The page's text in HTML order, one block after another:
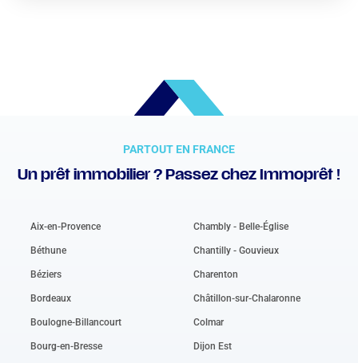
PARTOUT EN FRANCE
Un prêt immobilier ? Passez chez Immoprêt !
Aix-en-Provence
Béthune
Béziers
Bordeaux
Boulogne-Billancourt
Bourg-en-Bresse
Chambly - Belle-Église
Chantilly - Gouvieux
Charenton
Châtillon-sur-Chalaronne
Colmar
Dijon Est